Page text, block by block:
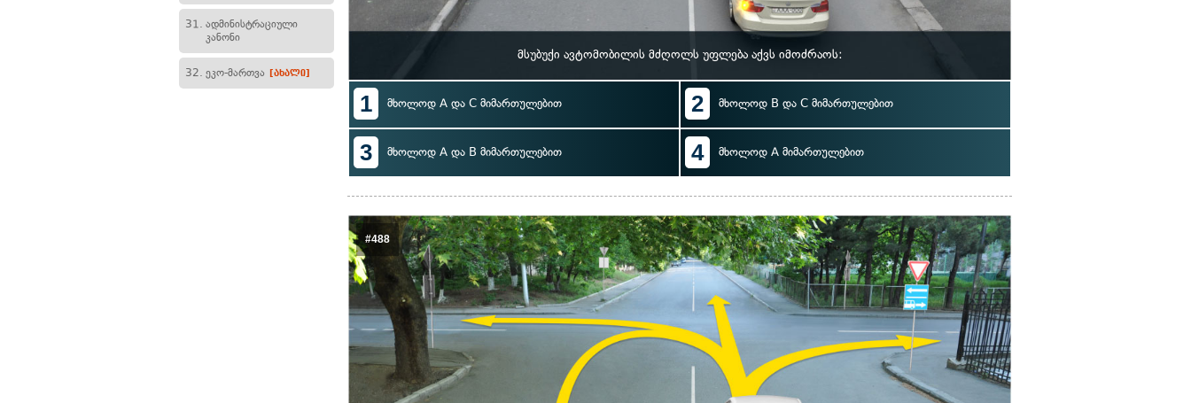
31. ადმინისტრაციული
კანონი
32. ეკო-მართვა [ახალი]
მსუბუქი ავტომობილის მძღოლს უფლება აქვს იმოძრაოს:
1 მხოლოდ A და C მიმართულებით 2 მხოლოდ B და C მიმართულებით
3 მხოლოდ A და B მიმართულებით 4 მხოლოდ A მიმართულებით
#488